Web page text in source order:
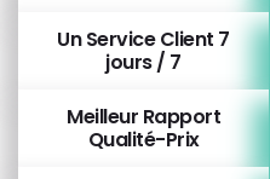
Un Service Client 7
jours / 7
Meilleur Rapport
Qualité-Prix